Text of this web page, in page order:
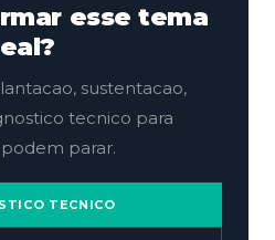
esse tema
sustentacao,
tecnico para
parar.
TECNICO